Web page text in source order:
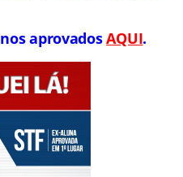
aprovadosAQUI.